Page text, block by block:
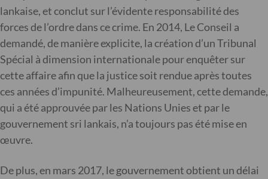
lankaise, et conclut sur l’évidente responsabilité des
forces de l’ordre dans ce crime. En 2014, Le Conseil a
demandé, de manière explicite, la création d’un Tribunal
Spécial à dimension internationale pour enquêter sur
cette affaire afin que la justice soit rendue après toutes
ces années d’impunité. Malheureusement, cette demande,
qui a été approuvée par les Nations Unies et par le
gouvernement sri lankais, n’a toujours pas été mise en
œuvre.
De plus, en mars 2017, le gouvernement obtient un délai